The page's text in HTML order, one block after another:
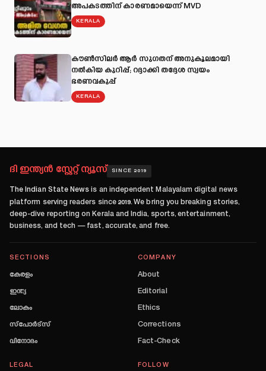
അപകടത്തിന് കാരണമായെന്ന് MVD
KERALA
കൗൺസിലർ ആർ സുഗതന് അനുകൂലമായി
നല്‍കിയ കുറിപ്പ്; റദ്ദാക്കി തദ്ദേശ സ്വയം
ഭരണവകുപ്പ്
KERALA
ദി ഇന്ത്യൻ സ്റ്റേറ്റ് ന്യൂസ് SINCE 2019
The Indian State News is an independent Malayalam digital news
platform serving readers since 2019. We bring you breaking stories,
deep-dive reporting on Kerala and India, sports, entertainment,
business, and tech — fast, accurate, and free.
SECTIONS
കേരളം
ഇന്ത്യ
ലോകം
സ്പോർട്സ്
വിനോദം
COMPANY
About
Editorial
Ethics
Corrections
Fact-Check
LEGAL FOLLOW